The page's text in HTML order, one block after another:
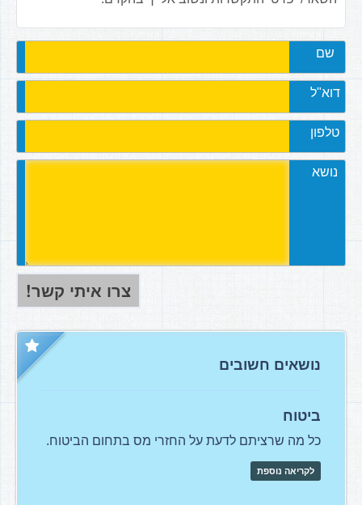
שם
דוא"ל
טלפון
נושא
נושאים חשובים
ביטוח
כל מה שרציתם לדעת על החזרי מס בתחום הביטוח.
לקריאה נוספת